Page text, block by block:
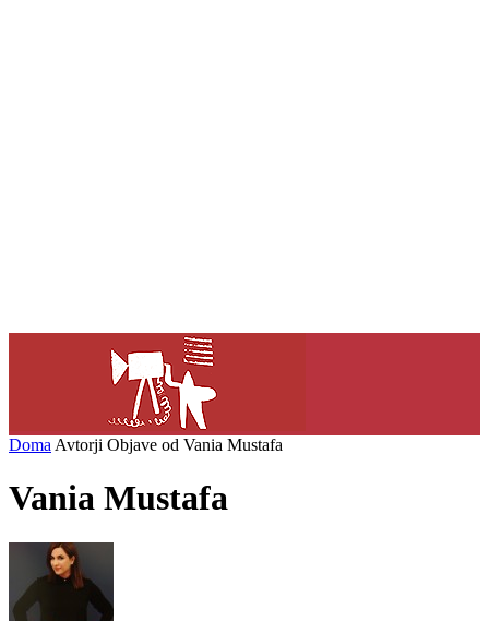
Doma Avtorji Objave od Vania Mustafa
Vania Mustafa